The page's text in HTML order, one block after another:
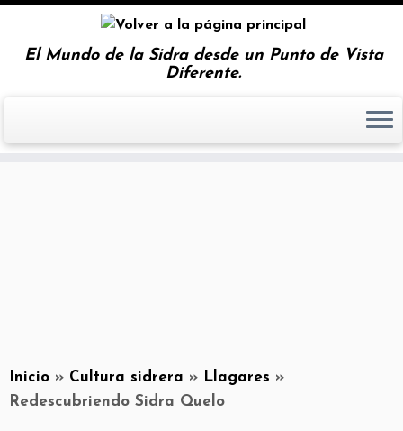
El Mundo de la Sidra desde un Punto de Vista
Diferente.
Inicio » Cultura sidrera » Llagares »
Redescubriendo Sidra Quelo